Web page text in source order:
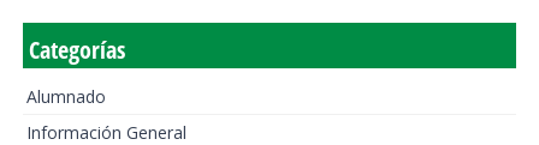
Categorías
Alumnado
Información General